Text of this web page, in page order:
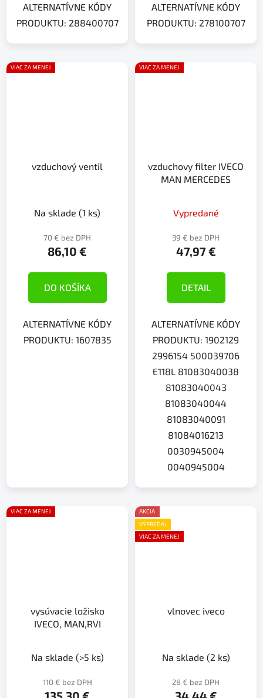
ALTERNATÍVNE KÓDY
PRODUKTU: 288400707
ALTERNATÍVNE KÓDY
PRODUKTU: 278100707
VIAC ZA MENEJ
vzduchový ventil
Na sklade (1 ks)
70 € bez DPH
86,10 €
DO KOŠÍKA
ALTERNATÍVNE KÓDY
PRODUKTU: 1607835
VIAC ZA MENEJ
vzduchovy filter IVECO
MAN MERCEDES
Vypredané
39 € bez DPH
47,97 €
DETAIL
ALTERNATÍVNE KÓDY
PRODUKTU: 1902129
2996154 500039706
E118L 81083040038
81083040043
81083040044
81083040091
81084016213
0030945004
0040945004
VIAC ZA MENEJ
vysúvacie ložisko
IVECO, MAN,RVI
Na sklade (>5 ks)
110 € bez DPH
AKCIA
VÝPREDAJ
VIAC ZA MENEJ
vlnovec iveco
Na sklade (2 ks)
28 € bez DPH